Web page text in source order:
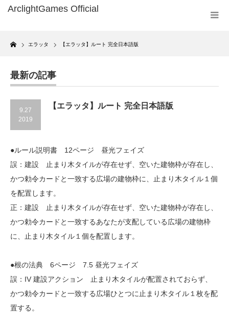
Home
エラッタ 【エラッタ】ルート 完全日本語版
最新の記事
9.27
2019
【エラッタ】ルート 完全日本語版
●ルール説明書 12ページ 昼光フェイズ
誤：建設 止まり木タイルが存在せず、空いた建物枠が存在し、
かつ勅令カードと一致する広場の建物枠に、止まり木タイル１個
を配置します。
正：建設 止まり木タイルが存在せず、空いた建物枠が存在し、
かつ勅令カードと一致するあなたが支配している広場の建物枠
に、止まり木タイル１個を配置します。
●根の法典 6ページ 7.5 昼光フェイズ
誤：IV 建設アクション 止まり木タイルが配置されておらず、
かつ勅令カードと一致する広場ひとつに止まり木タイル１枚を配
置する。